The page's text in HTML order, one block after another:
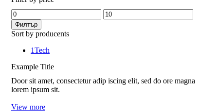
Минимална
цена
Максимална
цена
Филтър
Sort by producents
1Tech
Example Title
Door sit amet, consectetur adip iscing elit, sed do ore magna
lorem ipsum sit.
View more